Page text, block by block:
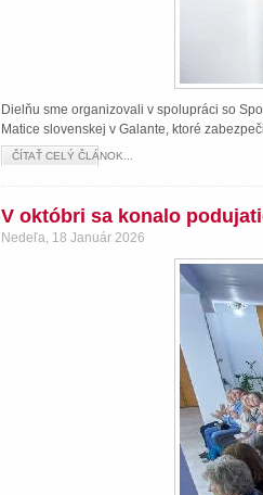
Dielňu sme organizovali v spolupráci so
Matice slovenskej v Galante, ktoré
ČÍTAŤ CELÝ ČLÁNOK...
V októbri sa konalo
Nedeľa, 18 Január 2026